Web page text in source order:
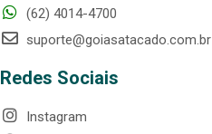
(62) 4014-4700
suporte@goiasatacado.com.br
Redes Sociais
Instagram